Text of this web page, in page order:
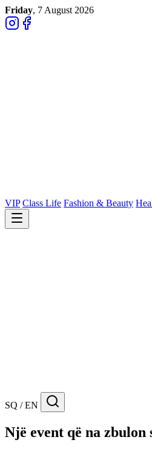
Friday, 7 August 2026
VIP Class Life Fashion & Beauty
SQ / EN
Një event që na